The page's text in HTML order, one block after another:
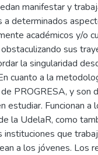
manifestar y
determinados
académicos y/o
sus
la singularidad
cuanto a la
PROGRESA, y son
estudiar. Funcionan a
la UdelaR, como
que
a los jóvenes. Los